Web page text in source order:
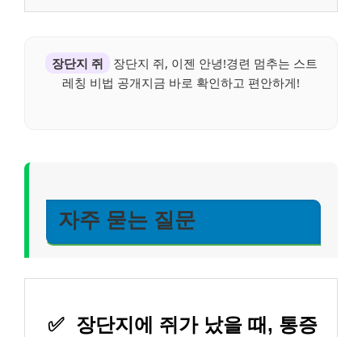
장단지 쥐
장단지 쥐, 이젠 안녕!경련 멈추는 스트
레칭 비법 공개지금 바로 확인하고 편안하게!
자주 묻는 질문
✅ 장단지에 쥐가 났을 때, 통증